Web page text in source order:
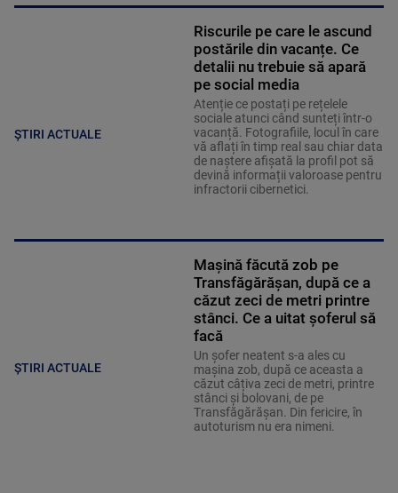
ȘTIRI ACTUALE
Riscurile pe care le ascund
postările din vacanțe. Ce
detalii nu trebuie să apară
pe social media
Atenție ce postați pe rețelele
sociale atunci când sunteți într-o
vacanță. Fotografiile, locul în care
vă aflați în timp real sau chiar data
de naștere afișată la profil pot să
devină informații valoroase pentru
infractorii cibernetici.
ȘTIRI ACTUALE
Mașină făcută zob pe
Transfăgărășan, după ce a
căzut zeci de metri printre
stânci. Ce a uitat șoferul să
facă
Un șofer neatent s-a ales cu
mașina zob, după ce aceasta a
căzut câțiva zeci de metri, printre
stânci și bolovani, de pe
Transfăgărășan. Din fericire, în
autoturism nu era nimeni.